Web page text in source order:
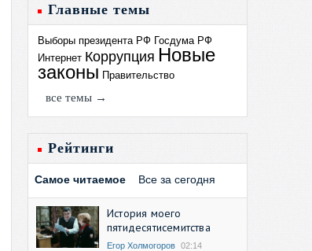
Главные темы
Выборы президента РФ Госдума РФ
Интернет Коррупция Новые
законы Правительство
все темы →
Рейтинги
Самое читаемое Все за сегодня
История моего
пятидесятисемитства
Егор Холмогоров 02:14